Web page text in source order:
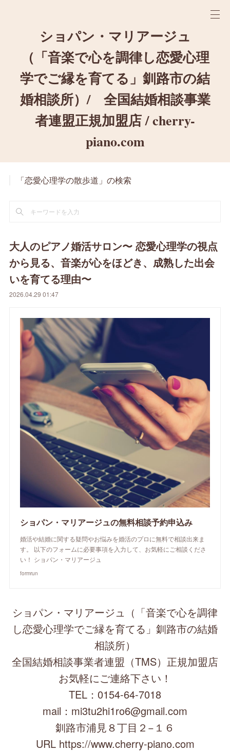
ショパン・マリアージュ
（「音楽で心を調律し恋愛心理
学でご縁を育てる」釧路市の結
婚相談所）/ 全国結婚相談事業
者連盟正規加盟店 / cherry-
piano.com
「恋愛心理学の散歩道」の検索
大人のピアノ婚活サロン〜 恋愛心理学の視点
から見る、音楽が心をほどき、成熟した出会
いを育てる理由〜
2026.04.29 01:47
ショパン・マリアージュの無料相談予約申込み
婚活や結婚に関する疑問やお悩みを婚活のプロに無料で相談出来ま
す。 以下のフォームに必要事項を入力して、お気軽にご相談くださ
い！ ショパン・マリアージュ
formrun
ショパン・マリアージュ（「音楽で心を調律
し恋愛心理学でご縁を育てる」釧路市の結婚
相談所）
全国結婚相談事業者連盟（TMS）正規加盟店
お気軽にご連絡下さい！
TEL：0154-64-7018
mail：mi3tu2hi1ro6@gmail.com
釧路市浦見８丁目２−１６
URL https://www.cherry-piano.com